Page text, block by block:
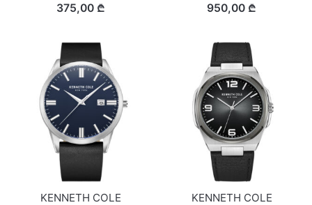
375,00 ₾ 950,00 ₾
KENNETH COLE KENNETH COLE